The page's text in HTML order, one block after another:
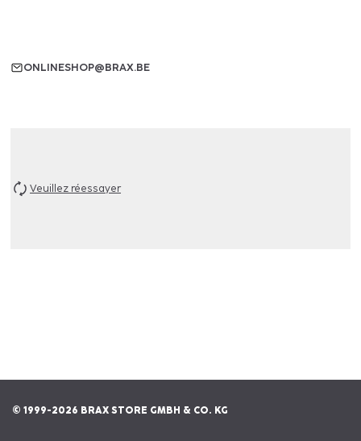
ONLINESHOP@BRAX.BE
Veuillez réessayer
© 1999-2026 BRAX STORE GMBH & CO. KG